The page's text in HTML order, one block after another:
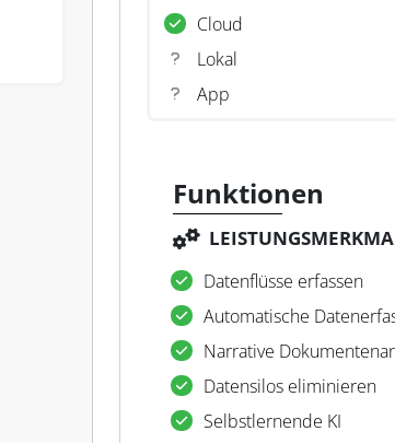
Cloud
Lokal
App
Funktionen
Datenflüsse erfassen
Automatische
Narrative
Datensilos eliminieren
Selbstlernende KI